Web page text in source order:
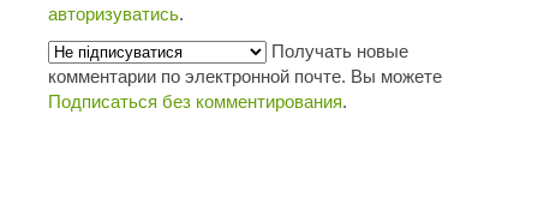
авторизуватись.
Получать новые
комментарии по электронной почте. Вы можете
Подписаться без комментирования.